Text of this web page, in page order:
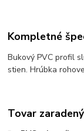
Kompletné
Bukový PVC profil
stien. Hrúbka
Tovar